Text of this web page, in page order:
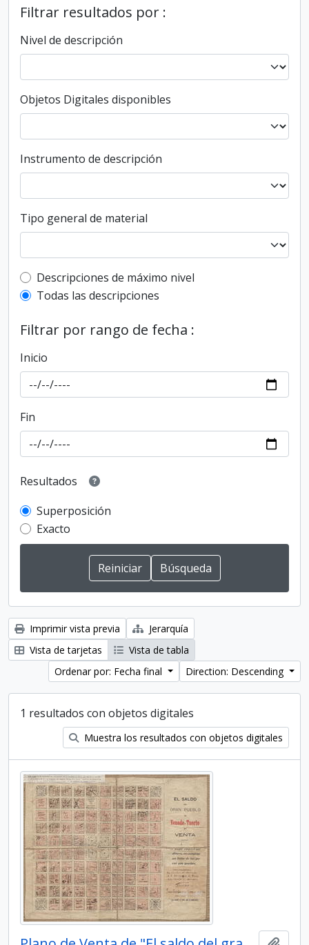
Filtrar resultados por :
Nivel de descripción
Objetos Digitales disponibles
Instrumento de descripción
Tipo general de material
Top-level description filter
Descripciones de máximo nivel
Todas las descripciones
Filtrar por rango de fecha :
Inicio
Fin
Resultados
Superposición
Exacto
Imprimir vista previa
Jerarquía
Vista de tarjetas
Vista de tabla
Ordenar por: Fecha final
Direction: Descending
1 resultados con objetos digitales
Muestra los resultados con objetos digitales